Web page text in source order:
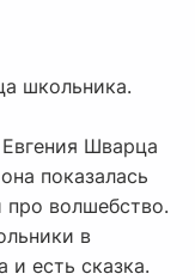
школьника.
Шварца
показалась
про волшебство.
в
и есть сказка.